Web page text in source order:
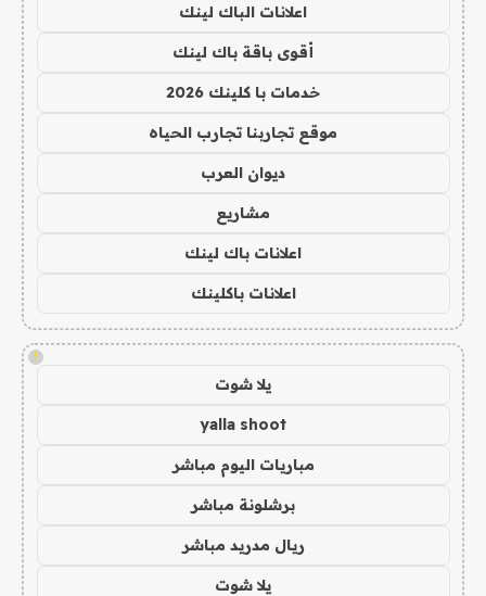
اعلانات الباك لينك
أقوى باقة باك لينك
خدمات با كلينك 2026
موقع تجاربنا تجارب الحياه
ديوان العرب
مشاريع
اعلانات باك لينك
اعلانات باكلينك
!
يلا شوت
yalla shoot
مباريات اليوم مباشر
برشلونة مباشر
ريال مدريد مباشر
يلا شوت